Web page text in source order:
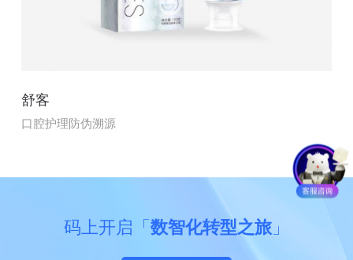
舒客
口腔护理防伪溯源
码上开启「 数智化转型之旅」